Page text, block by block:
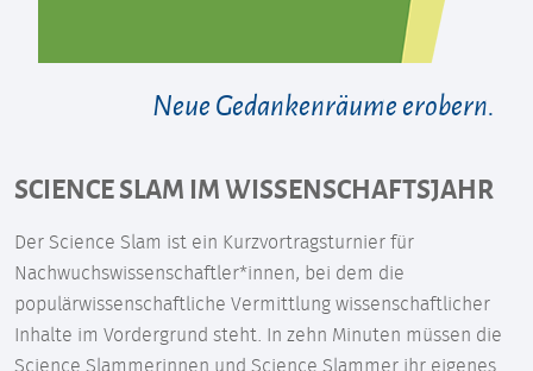
Neue Gedankenräume erobern.
SCIENCE SLAM IM WISSENSCHAFTSJAHR
Der Science Slam ist ein Kurzvortragsturnier für
Nachwuchswissenschaftler*innen, bei dem die
populärwissenschaftliche Vermittlung wissenschaftlicher
Inhalte im Vordergrund steht. In zehn Minuten müssen die
Science Slammerinnen und Science Slammer ihr eigenes